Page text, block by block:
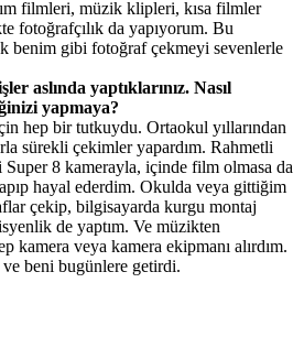
filmleri, müzik klipleri, kısa filmler
fotoğrafçılık da yapıyorum. Bu
benim gibi fotoğraf çekmeyi sevenlerle
aslında yaptıklarınız. Nasıl
yapmaya?
hep bir tutkuydu. Ortaokul yıllarından
sürekli çekimler yapardım. Rahmetli
Super 8 kamerayla, içinde film olmasa da
hayal ederdim. Okulda veya gittiğim
çekip, bilgisayarda kurgu montaj
de yaptım. Ve müzikten
kamera veya kamera ekipmanı alırdım.
beni bugünlere getirdi.